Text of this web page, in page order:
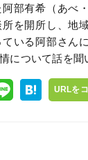
部有希（あべ
を開所し、地
いる阿部さん
について話を聞
URLを